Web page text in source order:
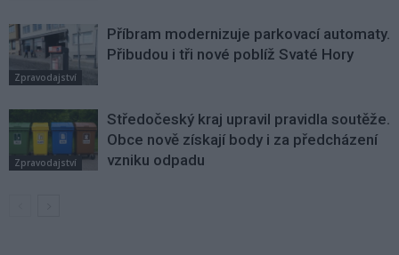
Zpravodajství
Příbram modernizuje parkovací automaty.
Přibudou i tři nové poblíž Svaté Hory
Zpravodajství
Středočeský kraj upravil pravidla soutěže.
Obce nově získají body i za předcházení
vzniku odpadu